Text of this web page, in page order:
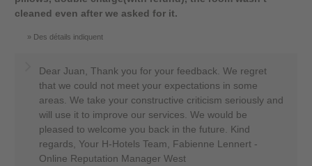
cleaned even after we asked for it.
Des détails indiquent
Dear Juan, Thank you for your feedback. We regret
that we could not meet your expectations in some
areas. We take your constructive criticism seriously and
will use it to improve our services. We would be
pleased to welcome you back in the future. Kind
regards, Your H-Hotels Team, Fabienne Lennert -
Online Reputation Manager West